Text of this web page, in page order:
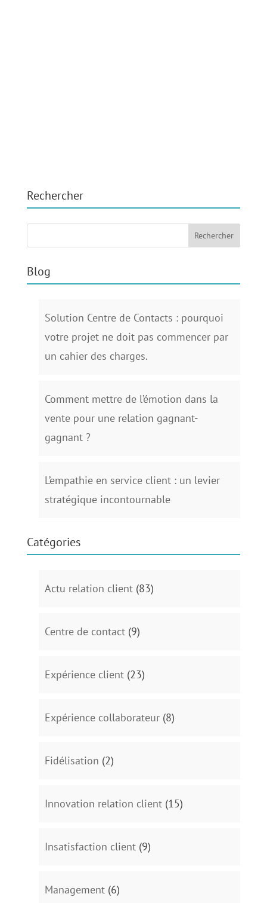
Rechercher
Blog
Solution Centre de Contacts : pourquoi
votre projet ne doit pas commencer par
un cahier des charges.
Comment mettre de l’émotion dans la
vente pour une relation gagnant-
gagnant ?
L’empathie en service client : un levier
stratégique incontournable
Catégories
Actu relation client(83)
Centre de contact(9)
Expérience client(23)
Expérience collaborateur(8)
Fidélisation (2)
Innovation relation client(15)
Insatisfaction client(9)
Management(6)